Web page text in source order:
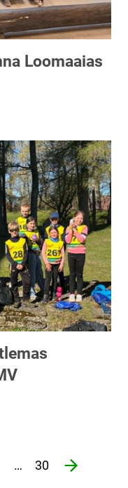
Loomaaias
… page
30 Järgmine